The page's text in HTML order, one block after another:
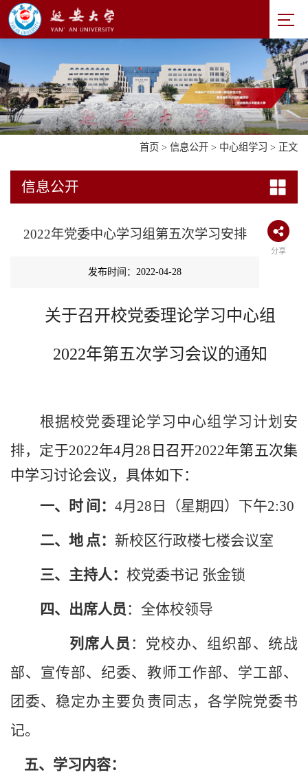
首页 > 信息公开 > 中心组学习 > 正文
信息公开
2022年党委中心学习组第五次学习安排
分享
发布时间：2022-04-28
关于召开校党委理论学习中心组
2022年第五次学习会议的通知
根据校党委理论学习中心组学习计划安
排，定于2022年4月28日召开2022年第五次集
中学习讨论会议，具体如下：
一、
时 间： 4月28日（星期四） 下午2:30
二、地 点： 新校区行政楼七楼会议室
三、主持人： 校党委书记 张金锁
四、 出席人员 ：全体校领导
列席人员 ： 党校办、组织部、统战
部、宣传部、纪委、教师工作部、学工部、
团委、稳定办主要负责同志，各学院党委书
记。
五、学习内容：